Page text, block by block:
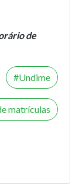
de
Undime
matrículas